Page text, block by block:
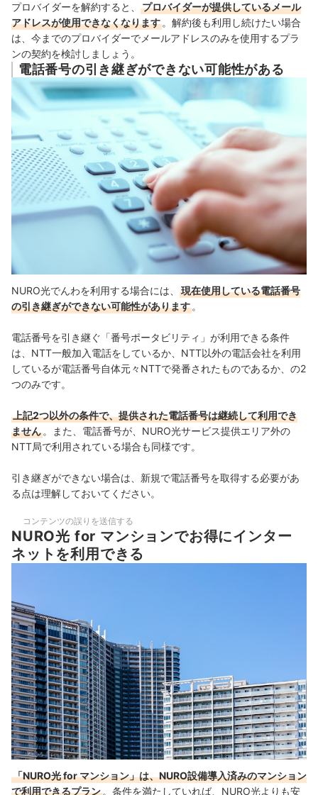
プロバイダーを解約すると、
プロバイダーが提供しているメール
アドレスが使用できなくなります 。解約後も利用し続けたい場合
は、今までのプロバイダーでメールアドレスのみを使用するプラ
ンの契約を検討しましょう。
電話番号の引き継ぎができない可能性がある
NURO光でんわを利用する場合には、
現在使用している電話番号
の引き継ぎができない可能性があります 。
電話番号を引き継ぐ「番号ポータビリティ」が利用できる条件
は、NTT一般加入電話をしているか、NTT以外の電話会社を利用
しているが電話番号自体元々NTTで発番されたものであるか、の2
つのみです。
上記2つ以外の条件で、提供された電話番号は継続して利用でき
ません 。また、電話番号が、NURO光サービス提供エリア外の
NTT局で利用されている場合も同様です。
引き継ぎができない場合は、新規で電話番号を取得する必要があ
る点は理解しておいてください。
コンテンツの誤りを送信する
NURO光 for マンションでお得にインター
ネットを利用できる
「NURO光 for マンション」は、NURO設備導入済みのマンション
で利用できるプラン 。条件を満たしていれば、NURO光よりも安